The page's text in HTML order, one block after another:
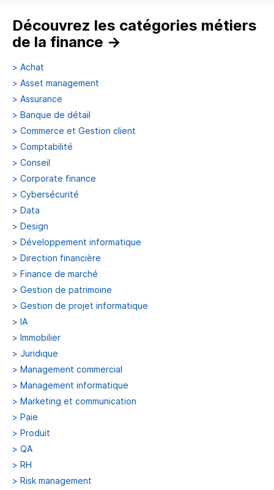
Découvrez les catégories métiers
de la finance →
> Achat
> Asset management
> Assurance
> Banque de détail
> Commerce et Gestion client
> Comptabilité
> Conseil
> Corporate finance
> Cybersécurité
> Data
> Design
> Développement informatique
> Direction financière
> Finance de marché
> Gestion de patrimoine
> Gestion de projet informatique
> IA
> Immobilier
> Juridique
> Management commercial
> Management informatique
> Marketing et communication
> Paie
> Produit
> QA
> RH
> Risk management